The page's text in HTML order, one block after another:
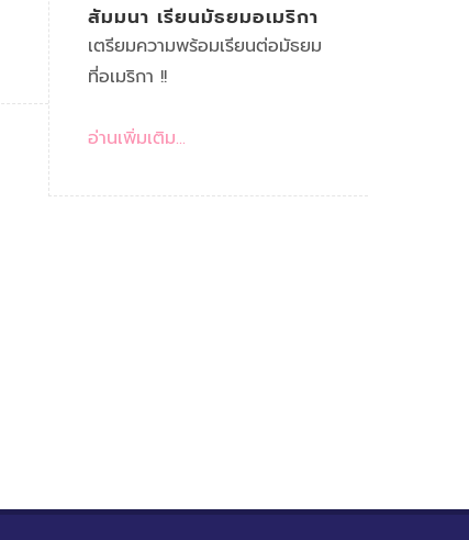
สัมมนา เรียนมัธยมอเมริกา
เตรียมความพร้อมเรียนต่อมัธยม
ที่อเมริกา !!
อ่านเพิ่มเติม...